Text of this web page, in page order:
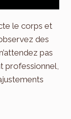
le corps et
des
pas
professionnel,